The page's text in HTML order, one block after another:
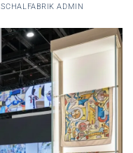
SCHALFABRIK ADMIN